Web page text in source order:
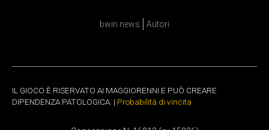
bwin news Autori
IL GIOCO È RISERVATO AI MAGGIORENNI E PUÒ CREARE
DIPENDENZA PATOLOGICA. | Probabilità di vincita